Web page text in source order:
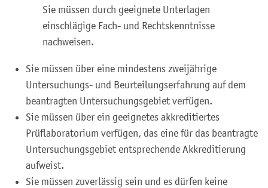
Sie müssen durch geeignete Unterlagen
einschlägige Fach- und Rechtskenntnisse
nachweisen.
Sie müssen über eine mindestens zweijährige
Untersuchungs- und Beurteilungserfahrung auf dem
beantragten Untersuchungsgebiet verfügen.
Sie müssen über ein geeignetes akkreditiertes
Prüflaboratorium verfügen, das eine für das beantragte
Untersuchungsgebiet entsprechende Akkreditierung
aufweist.
Sie müssen zuverlässig sein und es dürfen keine